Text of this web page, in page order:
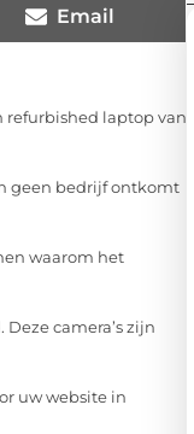
Email
refurbished laptop van
geen bedrijf ontkomt
waarom het
camera’s zijn
uw website in